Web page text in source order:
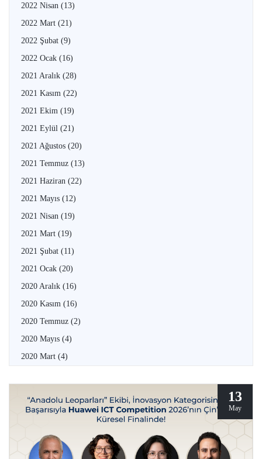
2022 Nisan (13)
2022 Mart (21)
2022 Şubat (9)
2022 Ocak (16)
2021 Aralık (28)
2021 Kasım (22)
2021 Ekim (19)
2021 Eylül (21)
2021 Ağustos (20)
2021 Temmuz (13)
2021 Haziran (22)
2021 Mayıs (12)
2021 Nisan (19)
2021 Mart (19)
2021 Şubat (11)
2021 Ocak (20)
2020 Aralık (16)
2020 Kasım (16)
2020 Temmuz (2)
2020 Mayıs (4)
2020 Mart (4)
13
May